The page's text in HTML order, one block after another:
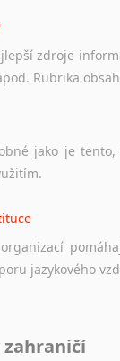
zdroje
Rubrika
jako je tento,
organizací
jazykového
česká diskusní